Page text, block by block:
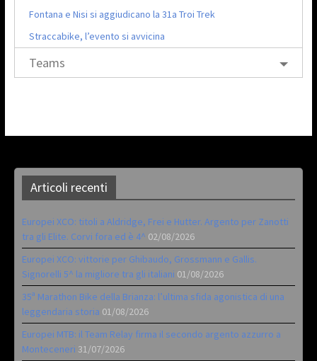
Fontana e Nisi si aggiudicano la 31a Troi Trek
Straccabike, l’evento si avvicina
Teams
Articoli recenti
Europei XCO: titoli a Aldridge, Frei e Hutter. Argento per Zanotti
tra gli Elite. Corvi fora ed è 4^ 02/08/2026
Europei XCO: vittorie per Ghibaudo, Grossmann e Gallis.
Signorelli 5^ la migliore tra gli italiani 01/08/2026
35ª Marathon Bike della Brianza: l’ultima sfida agonistica di una
leggendaria storia 01/08/2026
Europei MTB: il Team Relay firma il secondo argento azzurro a
Monteceneri 31/07/2026